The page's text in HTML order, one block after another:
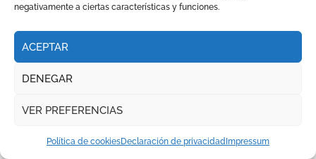
negativamente a ciertas características y funciones.
ACEPTAR
DENEGAR
VER PREFERENCIAS
Política de cookiesDeclaración de privacidad Impressum
‘Sabor a Málaga’ une toros,
gastronomía y talento de la
tierra en La Malagueta
TAQUILLAS